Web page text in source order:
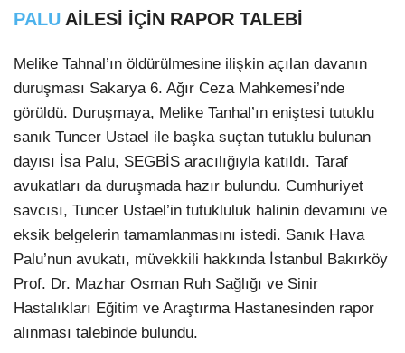
PALU AİLESİ İÇİN RAPOR TALEBİ
Melike Tahnal’ın öldürülmesine ilişkin açılan davanın
duruşması Sakarya 6. Ağır Ceza Mahkemesi’nde
görüldü. Duruşmaya, Melike Tanhal’ın eniştesi tutuklu
sanık Tuncer Ustael ile başka suçtan tutuklu bulunan
dayısı İsa Palu, SEGBİS aracılığıyla katıldı. Taraf
avukatları da duruşmada hazır bulundu. Cumhuriyet
savcısı, Tuncer Ustael’in tutukluluk halinin devamını ve
eksik belgelerin tamamlanmasını istedi. Sanık Hava
Palu’nun avukatı, müvekkili hakkında İstanbul Bakırköy
Prof. Dr. Mazhar Osman Ruh Sağlığı ve Sinir
Hastalıkları Eğitim ve Araştırma Hastanesinden rapor
alınması talebinde bulundu.